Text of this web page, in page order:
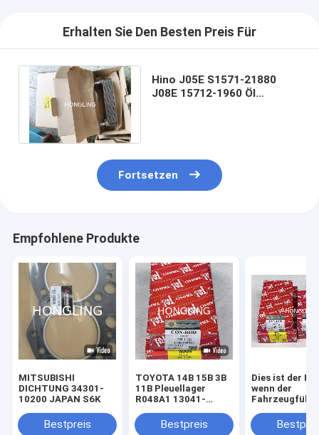
Erhalten Sie Den Besten Preis Für
Hino J05E S1571-21880
J08E 15712-1960 Öl
Fortsetzen
Empfohlene Produkte
MITSUBISHI
DICHTUNG 34301-
10200 JAPAN S6K
Bestpreis
TOYOTA 14B 15B 3B
11B Pleuellager
R048A1 13041-
13041-58020 13041-
56040
Bestpreis
Dies ist der
wenn der
des
dem